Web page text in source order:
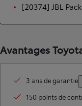
[20374] JBL Pack
Avantages
3 ans de garantie
150 points de